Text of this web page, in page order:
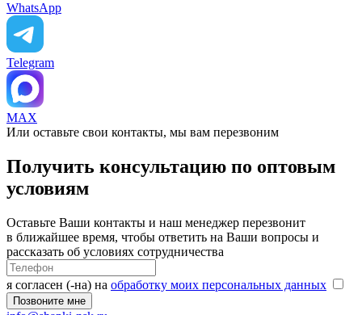
WhatsApp
Telegram
MAX
Или оставьте свои контакты, мы вам перезвоним
Получить консультацию по оптовым
условиям
Оставьте Ваши контакты и наш менеджер перезвонит
в ближайшее время, чтобы ответить на Ваши вопросы и
рассказать об условиях сотрудничества
я согласен (-на) на обработку моих персональных данных